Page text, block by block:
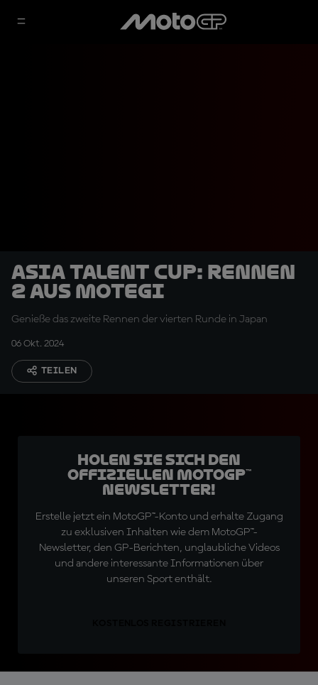
Asia Talent Cup: Rennen
2 aus Motegi
Genieße das zweite Rennen der vierten Runde in Japan
06 Okt. 2024
TEILEN
Holen Sie sich den
offiziellen MotoGP™
Newsletter!
Erstelle jetzt ein MotoGP™-Konto und erhalte Zugang
zu exklusiven Inhalten wie dem MotoGP™-
Newsletter, den GP-Berichten, unglaubliche Videos
und andere interessante Informationen über
unseren Sport enthält.